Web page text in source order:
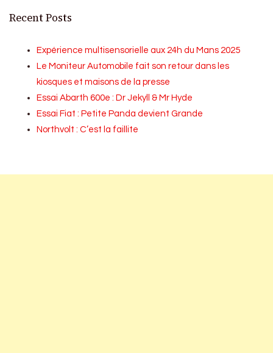
Recent Posts
Expérience multisensorielle aux 24h du Mans 2025
Le Moniteur Automobile fait son retour dans les
kiosques et maisons de la presse
Essai Abarth 600e : Dr Jekyll & Mr Hyde
Essai Fiat : Petite Panda devient Grande
Northvolt : C’est la faillite